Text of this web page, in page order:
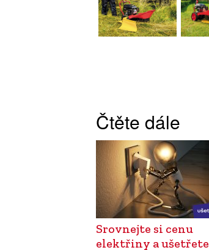
Čtěte dále
Srovnejte si cenu
elektřiny a ušetřete